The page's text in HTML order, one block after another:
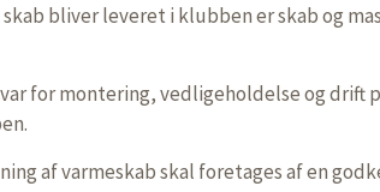
bliver leveret i klubben er skab og
for montering, vedligeholdelse og drift
af varmeskab skal foretages af en